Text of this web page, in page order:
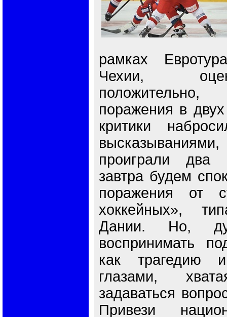
рамках
Чехии,
поражения в
критики
проиграли
завтра будем
поражения от
хоккейных»,
Дании. Но,
воспринимать
как трагедию
глазами,
задаваться
Привези